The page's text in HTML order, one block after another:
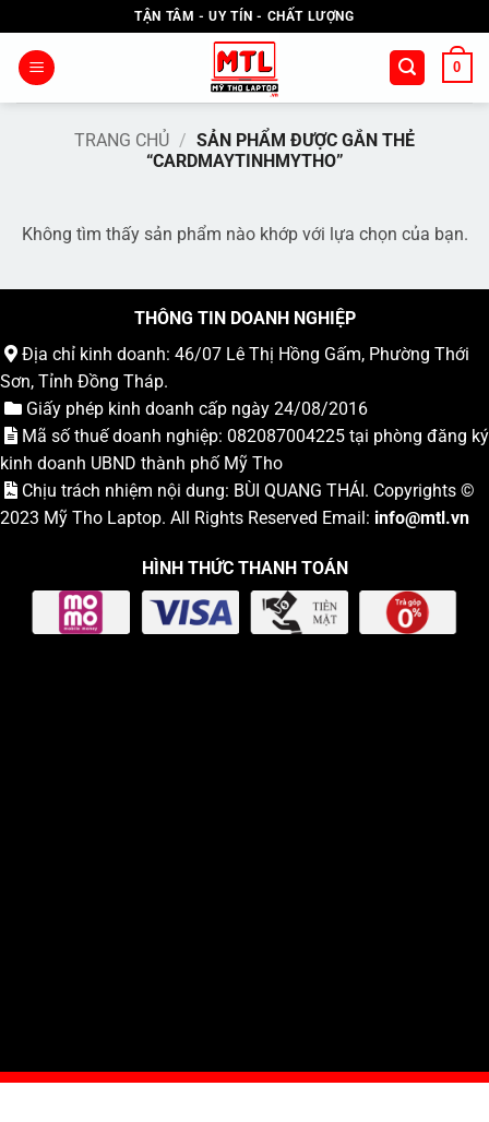
qua
nội
TẬN TÂM - UY TÍN - CHẤT LƯỢNG
0
TRANG CHỦ / SẢN PHẨM ĐƯỢC GẮN THẺ
“CARDMAYTINHMYTHO”
Không tìm thấy sản phẩm nào khớp với lựa chọn của bạn.
THÔNG TIN DOANH NGHIỆP
Địa chỉ kinh doanh: 46/07 Lê Thị Hồng Gấm, Phường Thới
Sơn, Tỉnh Đồng Tháp.
Giấy phép kinh doanh cấp ngày 24/08/2016
Mã số thuế doanh nghiệp: 082087004225 tại phòng đăng ký
kinh doanh UBND thành phố Mỹ Tho
Chịu trách nhiệm nội dung: BÙI QUANG THÁI. Copyrights ©
2023 Mỹ Tho Laptop. All Rights Reserved Email: info@mtl.vn
HÌNH THỨC THANH TOÁN